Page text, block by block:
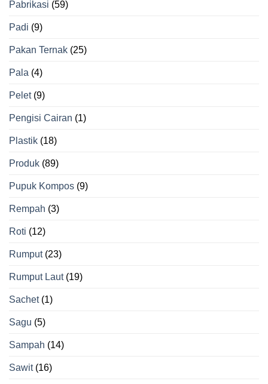
Pabrikasi (59)
Padi (9)
Pakan Ternak (25)
Pala (4)
Pelet(9)
Pengisi Cairan (1)
Plastik (18)
Produk (89)
Pupuk Kompos (9)
Rempah (3)
Roti (12)
Rumput(23)
Rumput Laut(19)
Sachet(1)
Sagu (5)
Sampah (14)
Sawit(16)